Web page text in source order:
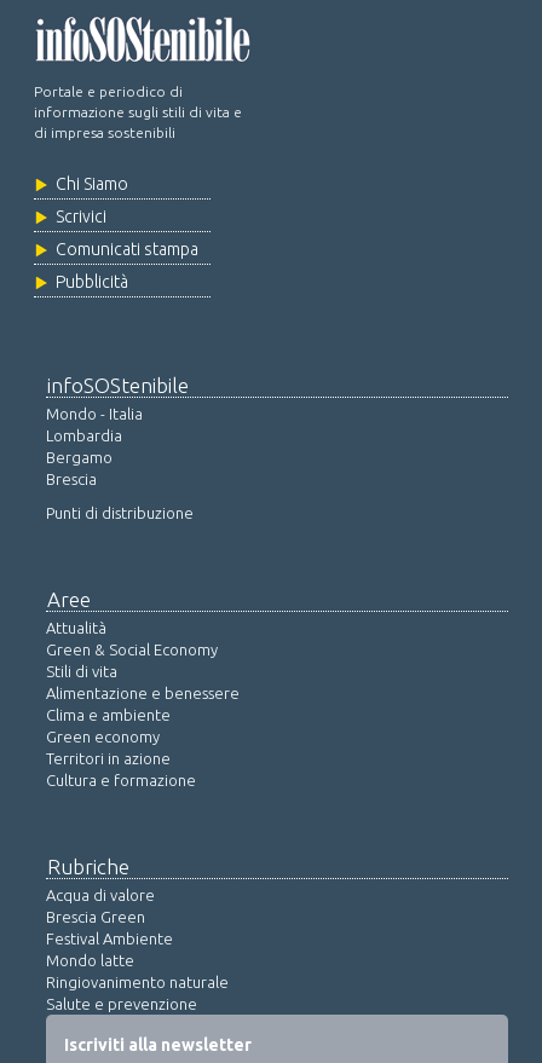
Portale e periodico di
informazione sugli stili di vita e
di impresa sostenibili
Chi Siamo
Scrivici
Comunicati stampa
Pubblicità
infoSOStenibile
Mondo - Italia
Lombardia
Bergamo
Brescia
Punti di distribuzione
Aree
Attualità
Green & Social Economy
Stili di vita
Alimentazione e benessere
Clima e ambiente
Green economy
Territori in azione
Cultura e formazione
Rubriche
Acqua di valore
Brescia Green
Festival Ambiente
Mondo latte
Ringiovanimento naturale
Salute e prevenzione
Iscriviti alla newsletter